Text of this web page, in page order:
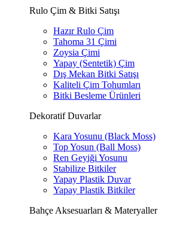
Rulo Çim & Bitki Satışı
Hazır Rulo Çim
Tahoma 31 Çimi
Zoysia Çimi
Yapay (Sentetik) Çim
Dış Mekan Bitki Satışı
Kaliteli Çim Tohumları
Bitki Besleme Ürünleri
Dekoratif Duvarlar
Kara Yosunu (Black Moss)
Top Yosun (Ball Moss)
Ren Geyiği Yosunu
Stabilize Bitkiler
Yapay Plastik Duvar
Yapay Plastik Bitkiler
Bahçe Aksesuarları & Materyaller